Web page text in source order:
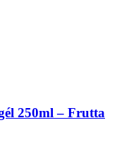
250ml – Frutta